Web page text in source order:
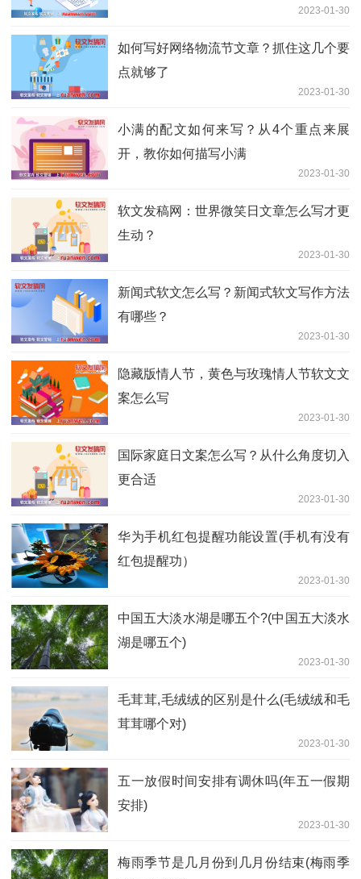
2023-01-30
如何写好网络物流节文章？抓住这几个要
点就够了
2023-01-30
小满的配文如何来写？从4个重点来展
开，教你如何描写小满
2023-01-30
软文发稿网：世界微笑日文章怎么写才更
生动？
2023-01-30
新闻式软文怎么写？新闻式软文写作方法
有哪些？
2023-01-30
隐藏版情人节，黄色与玫瑰情人节软文文
案怎么写
2023-01-30
国际家庭日文案怎么写？从什么角度切入
更合适
2023-01-30
华为手机红包提醒功能设置(手机有没有
红包提醒功）
2023-01-30
中国五大淡水湖是哪五个?(中国五大淡水
湖是哪五个)
2023-01-30
毛茸茸,毛绒绒的区别是什么(毛绒绒和毛
茸茸哪个对)
2023-01-30
五一放假时间安排有调休吗(年五一假期
安排)
2023-01-30
梅雨季节是几月份到几月份结束(梅雨季